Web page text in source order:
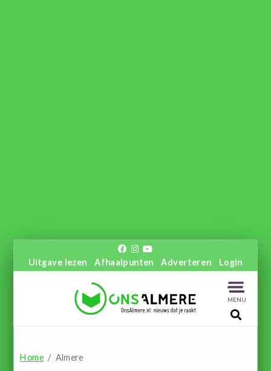
Uitgave lezen Afhaalpunten Adverteren Login
MENU
Home Almere